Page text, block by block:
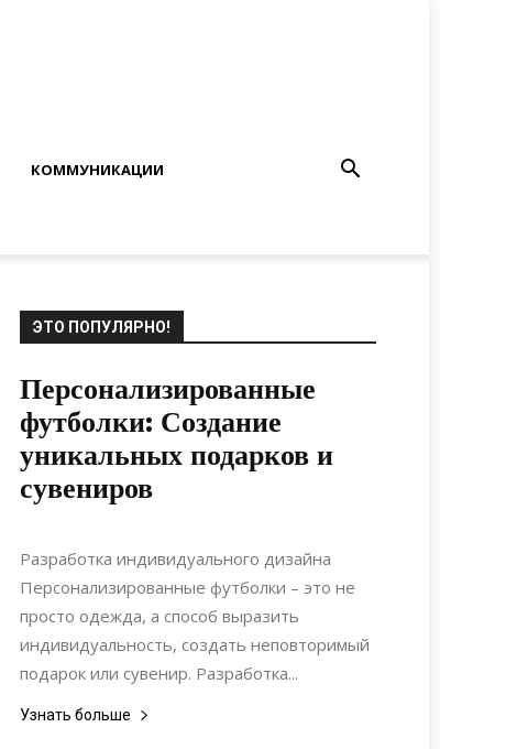
КОММУНИКАЦИИ
ЭТО ПОПУЛЯРНО!
Персонализированные
футболки: Создание
уникальных подарков и
сувениров
11.03.2022
Разработка индивидуального дизайна
Персонализированные футболки – это не
просто одежда, а способ выразить
индивидуальность, создать неповторимый
подарок или сувенир. Разработка...
Узнать больше